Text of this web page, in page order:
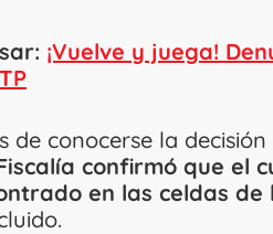
¡Vuelve y juega!
de conocerse la
confirmó que el
en las celdas de